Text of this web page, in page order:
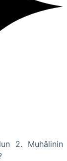
2. Muhâlinin